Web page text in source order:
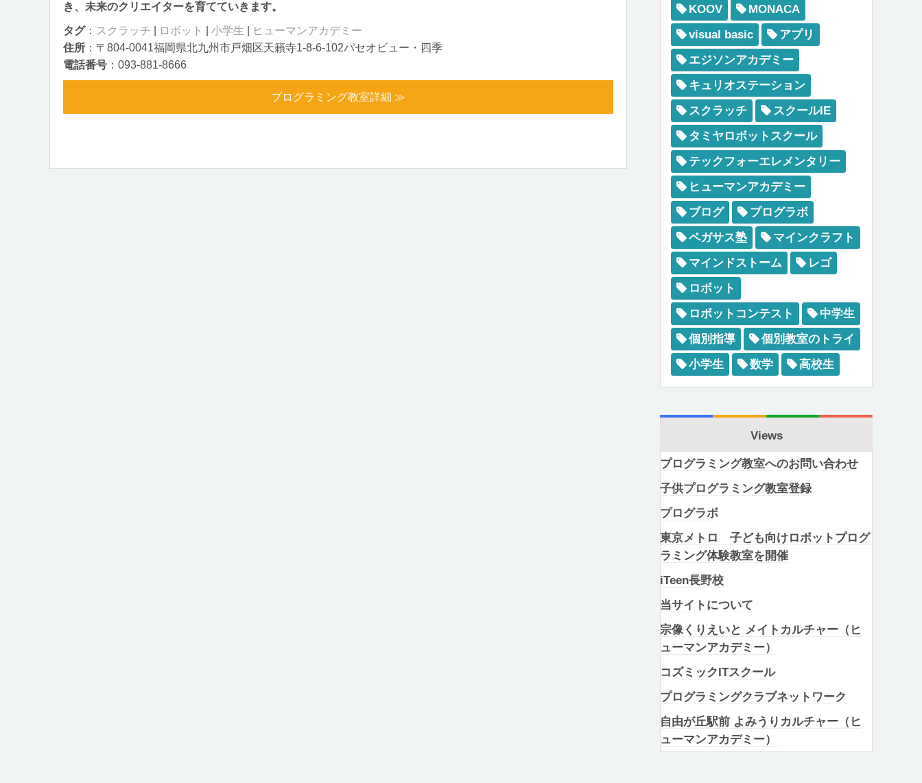
き、未来のクリエイターを育てていきます。
タグ： スクラッチ ロボット 小学生
ヒューマンアカデミー
住所 ：〒804-0041福岡県北九州市戸畑区天籟寺1-8-6-102パセオビュー・四季
電話番号 ：093-881-8666
プログラミング教室詳細 ≫
KOOV
MONACA
visual basic
アプリ
エジソンアカデミー
キュリオステーション
スクラッチ
スクールIE
タミヤロボットスクール
テックフォーエレメンタリー
ヒューマンアカデミー
ブログ
プログラボ
ペガサス塾
マインクラフト
マインドストーム
レゴ
ロボット
ロボットコンテスト
中学生
個別指導
個別教室のトライ
小学生
数学 高校生
Views
プログラミング教室へのお問い合わせ
子供プログラミング教室登録
プログラボ
東京メトロ 子ども向けロボットプログ
ラミング体験教室を開催
iTeen長野校
当サイトについて
宗像くりえいと メイトカルチャー（ヒ
ューマンアカデミー）
コズミックITスクール
プログラミングクラブネットワーク
自由が丘駅前 よみうりカルチャー（ヒ
ューマンアカデミー）